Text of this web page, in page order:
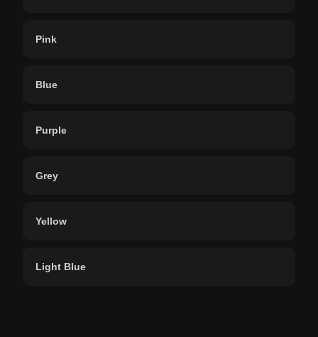
Pink
Blue
Purple
Grey
Yellow
Light Blue